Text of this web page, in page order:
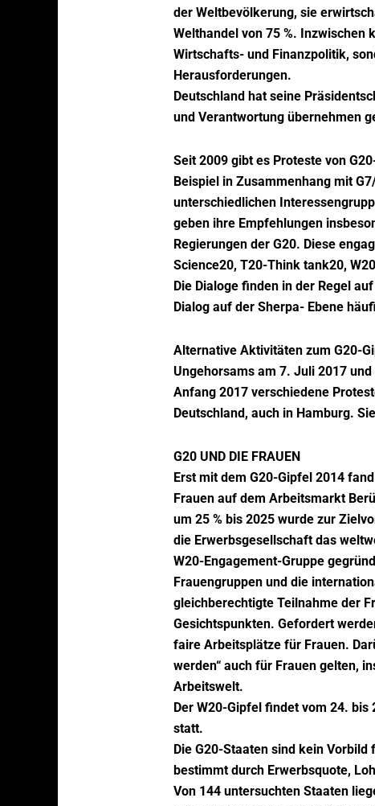
der Weltbevölkerung, sie
Welthandel von 75 %.
Wirtschafts- und Finanzpolitik,
Herausforderungen.
Deutschland hat seine
und Verantwortung übernehmen
Seit 2009 gibt es Proteste von
Beispiel in Zusammenhang mit
unterschiedlichen
geben ihre Empfehlungen
Regierungen der G20. Diese
Science20, T20-Think tank20,
Die Dialoge finden in der Regel
Dialog auf der Sherpa- Ebene
Alternative Aktivitäten zum G20-
Ungehorsams am 7. Juli 2017
Anfang 2017 verschiedene
Deutschland, auch in Hamburg.
G20 UND DIE FRAUEN
Erst mit dem G20-Gipfel 2014
Frauen auf dem Arbeitsmarkt
um 25 % bis 2025 wurde zur
die Erwerbsgesellschaft das
W20-Engagement-Gruppe
Frauengruppen und die
gleichberechtigte Teilnahme der
Gesichtspunkten. Gefordert
faire Arbeitsplätze für Frauen.
werden“ auch für Frauen gelten,
Arbeitswelt.
Der W20-Gipfel findet vom 24.
statt.
Die G20-Staaten sind kein
bestimmt durch Erwerbsquote,
Von 144 untersuchten Staaten